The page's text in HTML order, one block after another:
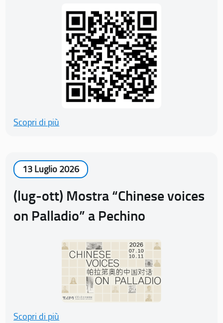
Scopri di più
13 Luglio 2026
(lug-ott) Mostra “Chinese voices
on Palladio” a Pechino
Scopri di più